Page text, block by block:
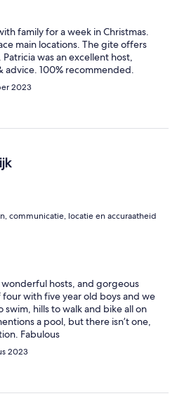
family for a week in Christmas.
main locations. The gite offers
was an excellent host,
100% recommended.
2023
communicatie, locatie en accuraatheid
hosts, and gorgeous
with five year old boys and we
swim, hills to walk and bike all on
a pool, but there isn’t one,
Fabulous
2023